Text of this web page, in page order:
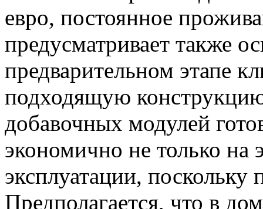
евро, постоянное
предусматривает также
предварительном этапе
подходящую
добавочных модулей
экономично не только на
эксплуатации, поскольку
Предполагается, что в